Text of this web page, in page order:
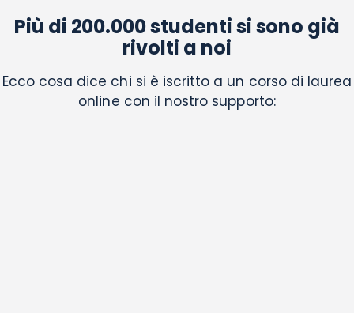
Più di 200.000 studenti si sono già
rivolti a noi
Ecco cosa dice chi si è iscritto a un corso di laurea
online con il nostro supporto: